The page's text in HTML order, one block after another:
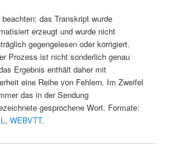
das Transkript wurde
erzeugt und wurde nicht
gegengelesen oder korrigiert.
Prozess ist nicht sonderlich genau
Ergebnis enthält daher mit
eine Reihe von Fehlern. Im Zweifel
das in der Sendung
gesprochene Wort. Formate:
, WEBVTT.